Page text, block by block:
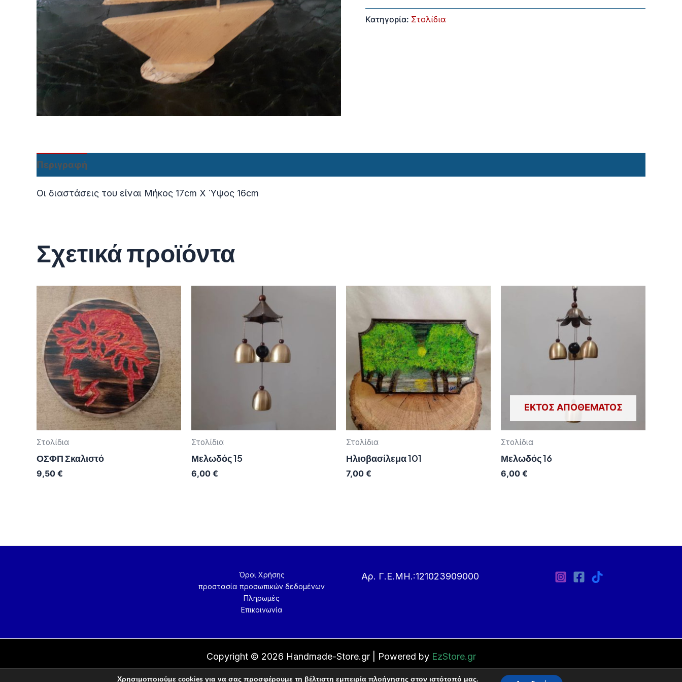
Κατηγορία: Στολίδια
Περιγραφή
Οι διαστάσεις του είναι Μήκος 17cm Χ Ύψος 16cm
Σχετικά προϊόντα
Στολίδια
ΟΣΦΠ Σκαλιστό
9,50 €
Στολίδια
Μελωδός 15
6,00 €
Στολίδια
Ηλιοβασίλεμα 101
7,00 €
ΕΚΤΌΣ ΑΠΟΘΈΜΑΤΟΣ
Στολίδια
Μελωδός 16
6,00 €
Όροι Χρήσης
προστασία προσωπικών δεδομένων
Πληρωμές
Επικοινωνία
Αρ. Γ.Ε.ΜΗ.:121023909000
Copyright © 2026 Handmade-Store.gr | Powered by EzStore.gr
Χρησιμοποιούμε cookies για να σας προσφέρουμε τη βέλτιστη εμπειρία πλοήγησης στον ιστότοπό μας.